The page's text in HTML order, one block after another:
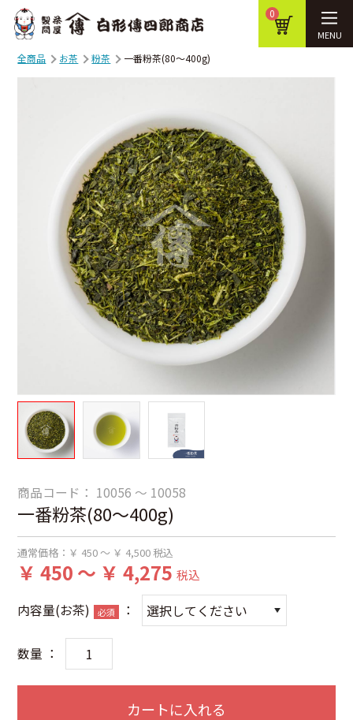
0
MENU
全商品 お茶 粉茶 一番粉茶(80～400g)
商品コード： 10056 ～ 10058
一番粉茶(80～400g)
通常価格： ￥ 450 ～ ￥ 4,500 税込
￥ 450 ～ ￥ 4,275 税込
内容量(お茶) 必須 ：
数量 ：
カートに入れる